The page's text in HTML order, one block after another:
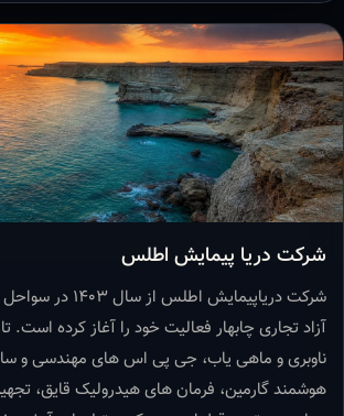
شرکت دریا پیمایش اطلس
شرکت دریاپیمایش
آزاد تجاری چابهار فعالیت خود را آغاز کرده
ناوبری و ماهی یاب، جی پی اس های مهندسی و
هوشمند گارمین، فرمان های هیدرولیک قایق،